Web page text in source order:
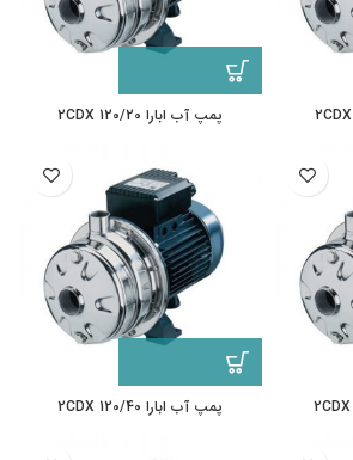
پمپ آب ابارا 2CDX 120/20
پمپ آب ابارا 2CDX 120/40